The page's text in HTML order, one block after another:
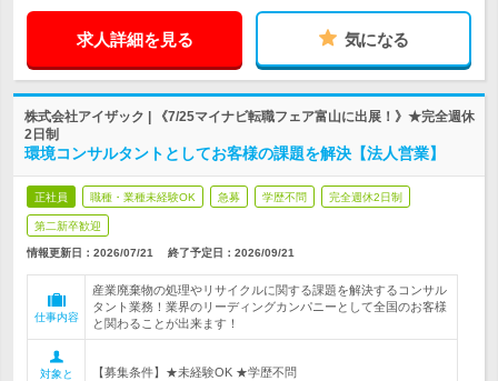
求人詳細を見る 気になる
株式会社アイザック | 《7/25マイナビ転職フェア富山に出展！》★完全週休
2日制
環境コンサルタントとしてお客様の課題を解決【法人営業】
正社員 職種・業種未経験OK 急募 学歴不問 完全週休2日制
第二新卒歓迎
情報更新日：2026/07/21 終了予定日： 2026/09/21
仕事内容
産業廃棄物の処理やリサイクルに関する課題を解決するコンサル
タント業務！業界のリーディングカンパニーとして全国のお客様
と関わることが出来ます！
対象と
【募集条件】★未経験OK ★学歴不問